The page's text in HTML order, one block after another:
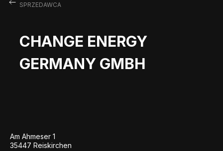
SPRZEDAWCA
CHANGE ENERGY
GERMANY GMBH
Am Ahmeser 1
35447 Reiskirchen